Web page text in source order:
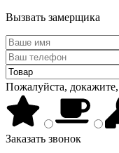
Вызвать замерщика
Пожалуйста,
Заказать звонок